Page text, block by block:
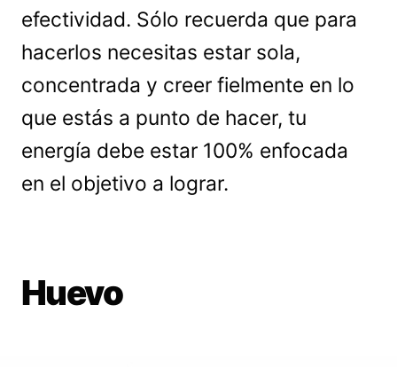
efectividad. Sólo recuerda que para
hacerlos necesitas estar sola,
concentrada y creer fielmente en lo
que estás a punto de hacer, tu
energía debe estar 100% enfocada
en el objetivo a lograr.
Huevo